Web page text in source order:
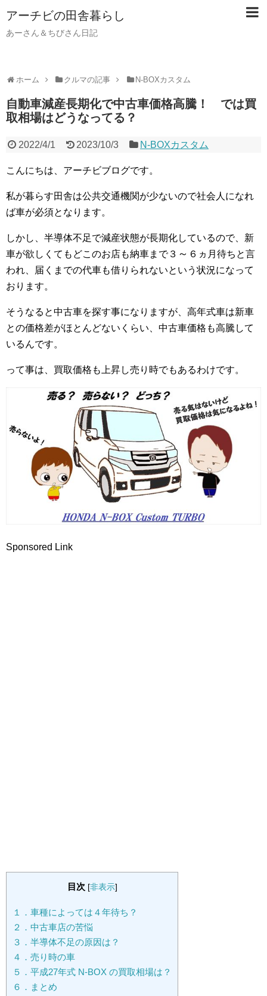
アーチビの田舎暮らし
あーさん＆ちびさん日記
ホーム クルマの記事 N-BOXカスタム
自動車減産長期化で中古車価格高騰！ では買
取相場はどうなってる？
2022/4/1 2023/10/3 N-BOXカスタム
こんにちは、アーチビブログです。
私が暮らす田舎は公共交通機関が少ないので社会人になれ
ば車が必須となります。
しかし、半導体不足で減産状態が長期化しているので、新
車が欲しくてもどこのお店も納車まで３ ～ ６ヵ月待ちと言
われ、届くまでの代車も借りられないという状況になって
おります。
そうなると中古車を探す事になりますが、高年式車は新車
との価格差がほとんどないくらい、中古車価格も高騰して
いるんです。
って事は、買取価格も上昇し売り時でもあるわけです。
Sponsored Link
目次 [非表示]
１．車種によっては４年待ち？
２．中古車店の苦悩
３．半導体不足の原因は？
４．売り時の車
５．平成27年式 N-BOX の買取相場は？
６．まとめ